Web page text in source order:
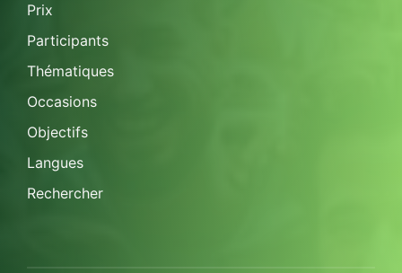
Prix
Participants
Thématiques
Occasions
Objectifs
Langues
Rechercher